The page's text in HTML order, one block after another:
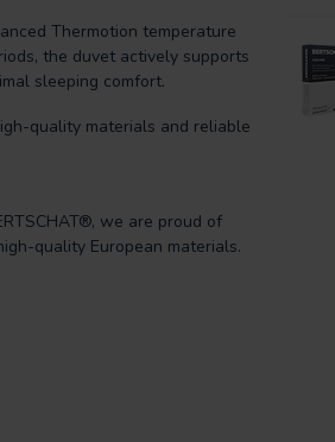
Thermotion temperature
the duvet actively supports
sleeping comfort.
quality materials and reliable
we are proud of
quality European materials.